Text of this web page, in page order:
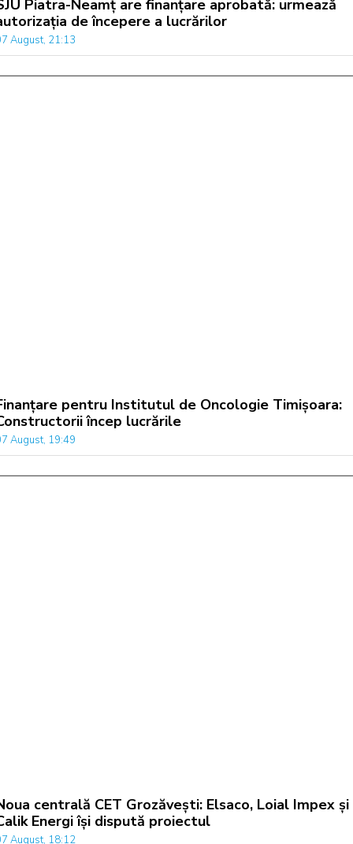
Piatra-Neamț are finanțare aprobată: urmează
de începere a lucrărilor
August, 21:13
pentru Institutul de Oncologie Timișoara:
încep lucrările
August, 19:49
centrală CET Grozăvești: Elsaco, Loial Impex și
Energi își dispută proiectul
August, 18:12